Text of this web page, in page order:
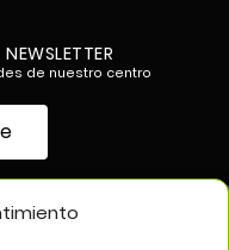
de nuestro centro